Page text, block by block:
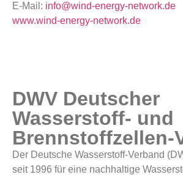
E-Mail: info@wind-energy-network.de
www.wind-energy-network.de
DWV Deutscher
Wasserstoff- und
Brennstoffzellen-
Der Deutsche Wasserstoff-Verband
seit 1996 für eine nachhaltige